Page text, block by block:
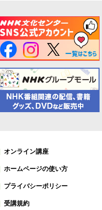
オンライン講座
ホームページの使い方
プライバシーポリシー
受講規約